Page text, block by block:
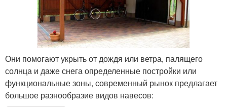
Они помогают укрыть от дождя или ветра, палящего
солнца и даже снега определенные постройки или
функциональные зоны, современный рынок предлагает
большое разнообразие видов навесов: